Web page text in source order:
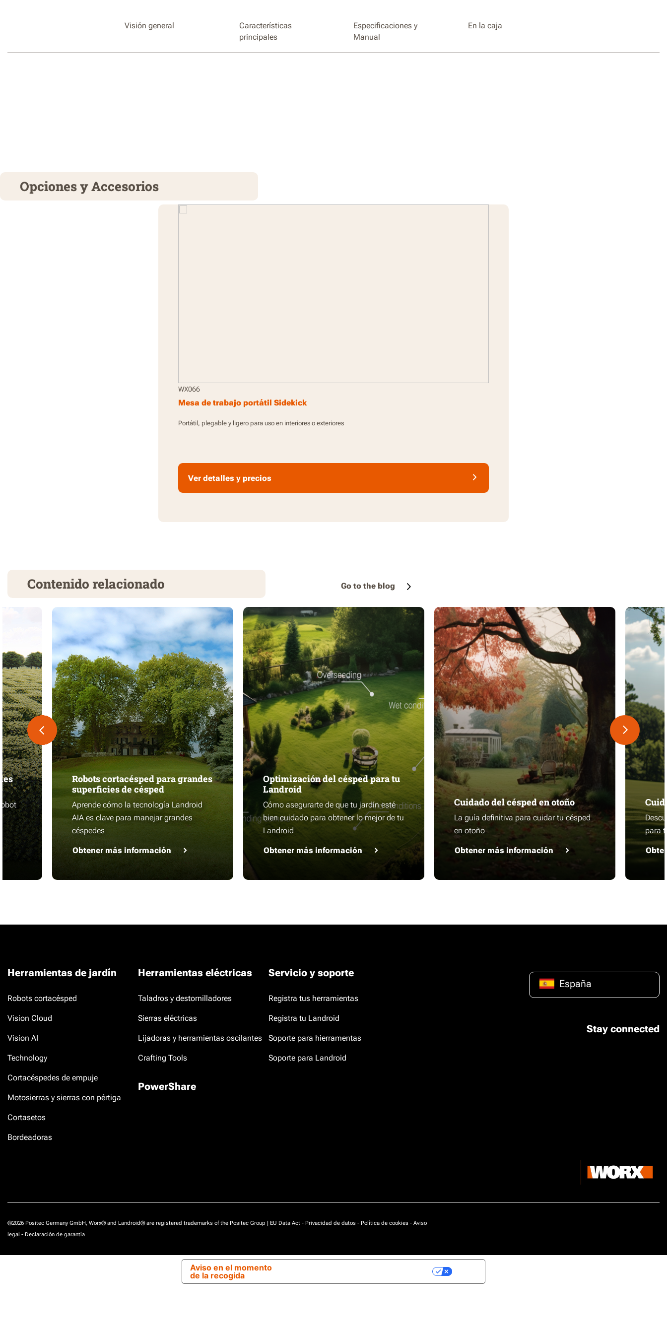
Visión general
Características
principales
Especificaciones y
Manual
En la caja
Opciones y Accesorios
WX066
Mesa de trabajo portátil Sidekick
Portátil, plegable y ligero para uso en interiores o exteriores
Ver detalles y precios
Contenido relacionado Go to the blog
Robots cortacésped para grandes
superficies de césped
Aprende cómo la tecnología Landroid
AIA es clave para manejar grandes
céspedes
Obtener más información
Optimización del césped para tu
Landroid
Cómo asegurarte de que tu jardín esté
bien cuidado para obtener lo mejor de tu
Landroid
Obtener más información
Cuidado del césped en otoño
La guía definitiva para cuidar tu césped
en otoño
Obtener más información
para
Herramientas de jardín
Robots cortacésped
Vision Cloud
Vision AI
Technology
Cortacéspedes de empuje
Motosierras y sierras con pértiga
Cortasetos
Bordeadoras
Herramientas eléctricas
Taladros y destornilladores
Sierras eléctricas
Lijadoras y herramientas oscilantes
Crafting Tools
PowerShare
Servicio y soporte
Registra tus herramientas
Registra tu Landroid
Soporte para hierramentas
Soporte para Landroid
España
Stay connected
©2026 Positec Germany GmbH, Worx® and Landroid® are registered trademarks of the Positec Group | EU Data Act - Privacidad de datos - Política de cookies - Aviso
legal - Declaración de garantía
Aviso en el momento
de la recogida